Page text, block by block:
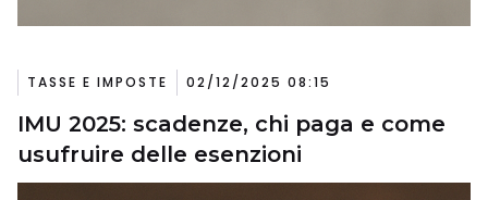
TASSE E IMPOSTE 02/12/2025 08:15
IMU 2025: scadenze, chi paga e come
usufruire delle esenzioni